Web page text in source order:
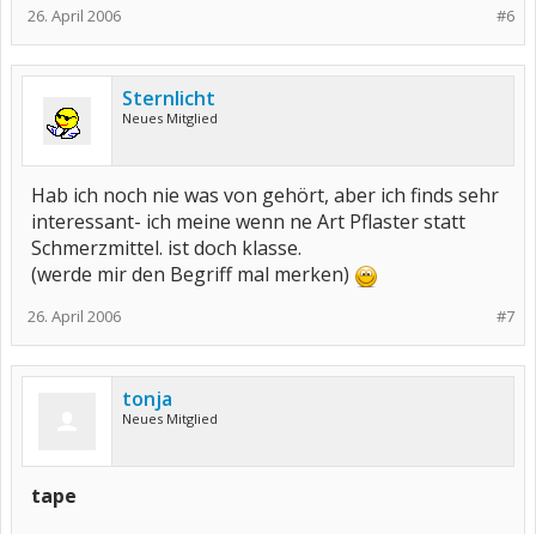
#6
26. April 2006
Sternlicht
Neues Mitglied
Hab ich noch nie was von gehört, aber ich finds sehr
interessant- ich meine wenn ne Art Pflaster statt
Schmerzmittel. ist doch klasse.
(werde mir den Begriff mal merken)
#7
26. April 2006
tonja
Neues Mitglied
tape